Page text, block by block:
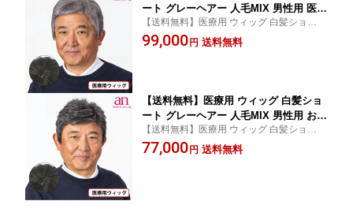
ート グレーヘアー 人毛MIX 男性用 医療
用 かつら おしゃれ 自然 軽量 軽い 通気
性 伸縮性 高品質 低価格 サイズ調整可
【送料無料】医療用 ウィッグ 白髪ショート
グレーヘアー 人毛MIX 男性用 医療用 かつ
ら 軽量 軽い 通気性 薄毛 人気 ビジネス メ
99,000 円 送料無料
【送料無料】医療用 ウィッグ 白髪ショ
ート グレーヘアー 人毛MIX 男性用 おし
ゃれ 自然 医療用 かつら 伸縮性 軽量 軽
い 通気性 サイズ調整可能 JIS規格適合
【送料無料】医療用 ウィッグ 白髪ショート
グレーヘアー 人毛MIX 男性用 医療用 かつ
ら 軽量 軽い 通気性 伸縮性 サイズ調整 JIS
77,000 円 送料無料